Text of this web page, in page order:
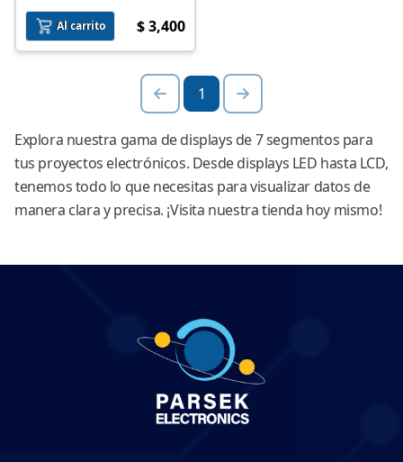
CÁTODO COMÚN 0.56"
Al carrito
$ 3,400
1
Explora nuestra gama de displays de 7 segmentos para
tus proyectos electrónicos. Desde displays LED hasta LCD,
tenemos todo lo que necesitas para visualizar datos de
manera clara y precisa. ¡Visita nuestra tienda hoy mismo!